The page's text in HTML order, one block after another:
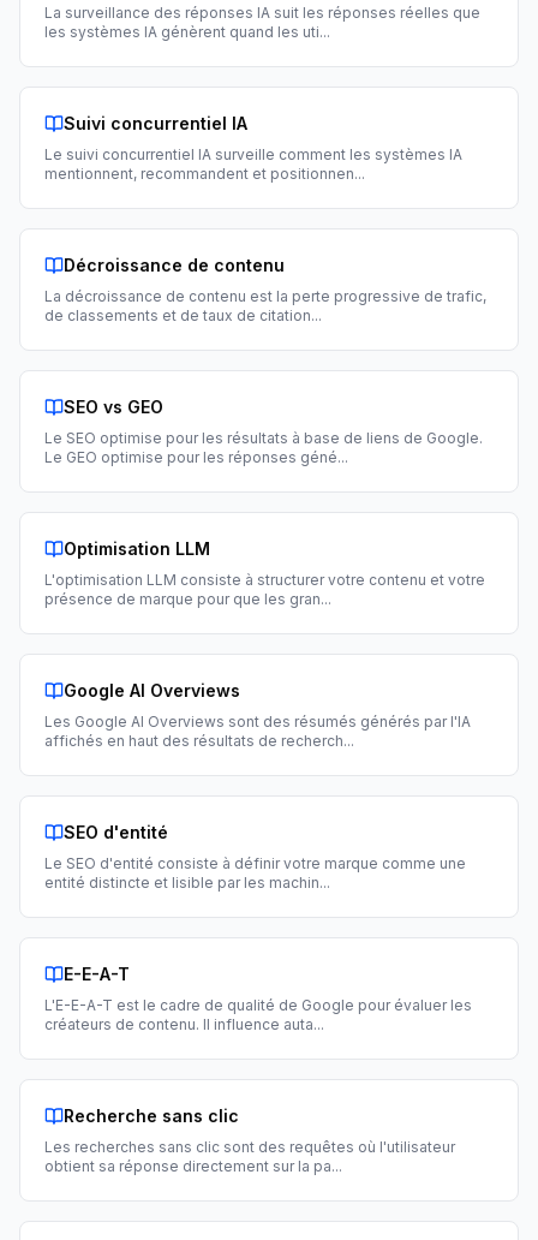
La surveillance des réponses IA suit les réponses réelles que
les systèmes IA génèrent quand les uti...
Suivi concurrentiel IA
Le suivi concurrentiel IA surveille comment les systèmes IA
mentionnent, recommandent et positionnen...
Décroissance de contenu
La décroissance de contenu est la perte progressive de trafic,
de classements et de taux de citation...
SEO vs GEO
Le SEO optimise pour les résultats à base de liens de Google.
Le GEO optimise pour les réponses géné...
Optimisation LLM
L'optimisation LLM consiste à structurer votre contenu et votre
présence de marque pour que les gran...
Google AI Overviews
Les Google AI Overviews sont des résumés générés par l'IA
affichés en haut des résultats de recherch...
SEO d'entité
Le SEO d'entité consiste à définir votre marque comme une
entité distincte et lisible par les machin...
E-E-A-T
L'E-E-A-T est le cadre de qualité de Google pour évaluer les
créateurs de contenu. Il influence auta...
Recherche sans clic
Les recherches sans clic sont des requêtes où l'utilisateur
obtient sa réponse directement sur la pa...